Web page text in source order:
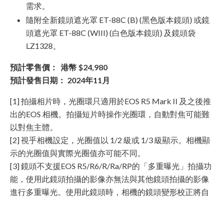
需求。
隨附全新鏡頭遮光罩 ET-88C (B) (黑色版本鏡頭) 或鏡
頭遮光罩 ET-88C (WIII) (白色版本鏡頭) 及鏡頭袋
LZ1328。
預計零售價： 港幣 $24,980
預計發售日期： 2024年11月
[1] 拍攝相片時，光圈環只適用於EOS R5 Mark II 及之後推
出的EOS 相機。拍攝短片時操作光圈環，自動對焦可能難
以對焦主體。
[2] 視乎相機設定，光圈值以 1/2 級或 1/3 級顯示。相機顯
示的光圈值與實際光圈值亦可能不同。
[3] 鏡頭不支援EOS R5/R6/R/Ra/RP的「多重曝光」拍攝功
能，使用此鏡頭拍攝的影像亦無法與其他鏡頭拍攝的影像
進行多重曝光。使用此鏡頭時，相機的鏡頭變形校正將自